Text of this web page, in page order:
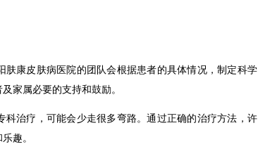
肤康皮肤病医院的团队会根据患者的具体情况，制定科学
家属必要的支持和鼓励。
科治疗，可能会少走很多弯路。通过正确的治疗方法，许
趣。